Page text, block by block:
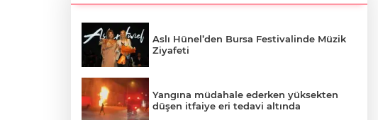
Aslı Hünel’den Bursa Festivalinde Müzik
Ziyafeti
Yangına müdahale ederken yüksekten
düşen itfaiye eri tedavi altında